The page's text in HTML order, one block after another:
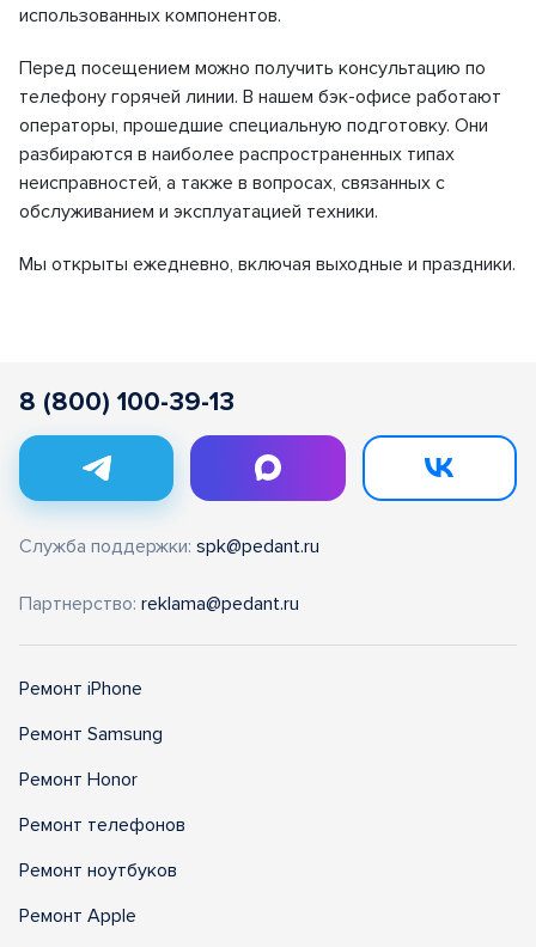
использованных компонентов.
Перед посещением можно получить консультацию по
телефону горячей линии. В нашем бэк-офисе работают
операторы, прошедшие специальную подготовку. Они
разбираются в наиболее распространенных типах
неисправностей, а также в вопросах, связанных с
обслуживанием и эксплуатацией техники.
Мы открыты ежедневно, включая выходные и праздники.
8 (800) 100-39-13
Служба поддержки: spk@pedant.ru
Партнерство: reklama@pedant.ru
Ремонт iPhone
Ремонт Samsung
Ремонт Honor
Ремонт телефонов
Ремонт ноутбуков
Ремонт Apple